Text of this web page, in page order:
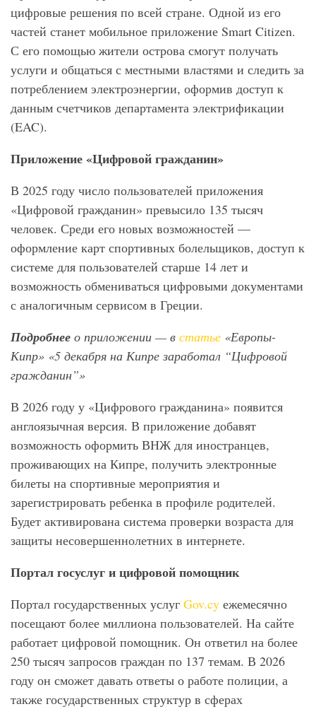
цифровые решения по всей стране. Одной из его
частей станет мобильное приложение Smart Citizen.
С его помощью жители острова смогут получать
услуги и общаться с местными властями и следить за
потреблением электроэнергии, оформив доступ к
данным счетчиков департамента электрификации
(EAC).
Приложение «Цифровой гражданин»
В 2025 году число пользователей приложения
«Цифровой гражданин» превысило 135 тысяч
человек. Среди его новых возможностей —
оформление карт спортивных болельщиков, доступ к
системе для пользователей старше 14 лет и
возможность обмениваться цифровыми документами
с аналогичным сервисом в Греции.
Подробнее о приложении — в статье «Европы-
Кипр» «5 декабря на Кипре заработал “Цифровой
гражданин”»
В 2026 году у «Цифрового гражданина» появится
англоязычная версия. В приложение добавят
возможность оформить ВНЖ для иностранцев,
проживающих на Кипре, получить электронные
билеты на спортивные мероприятия и
зарегистрировать ребенка в профиле родителей.
Будет активирована система проверки возраста для
защиты несовершеннолетних в интернете.
Портал госуслуг и цифровой помощник
Портал государственных услуг Gov.cy ежемесячно
посещают более миллиона пользователей. На сайте
работает цифровой помощник. Он ответил на более
250 тысяч запросов граждан по 137 темам. В 2026
году он сможет давать ответы о работе полиции, а
также государственных структур в сферах